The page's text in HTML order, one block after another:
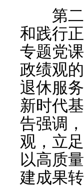
第二
和践行
专题党
政绩观
退休服
新时代
告强调
观，立
以高质
建成果